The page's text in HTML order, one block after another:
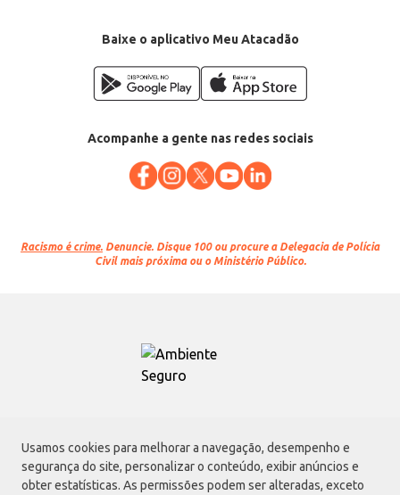
Usamos cookies para melhorar a navegação, desempenho e
segurança do site, personalizar o conteúdo, exibir anúncios e
obter estatísticas. As permissões podem ser alteradas, exceto
Baixe o aplicativo Meu Atacadão
Acompanhe a gente nas redes sociais
Racismo é crime. Denuncie. Disque 100 ou procure a Delegacia de Polícia
Civil mais próxima ou o Ministério Público.
Atacadão S.A.
Avenida Morvan Dias de Figueiredo, 6169, Vila Maria, São Paulo - SP | CEP
02170-901 | CNPJ: 75.315.333/0001-09